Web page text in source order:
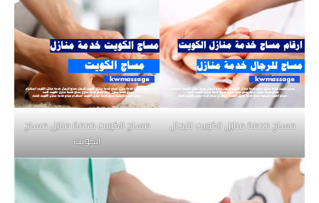
مساج خدمة منازل الكويت للرجال
مساج الكويت خدمة منازل مساج
الكويت